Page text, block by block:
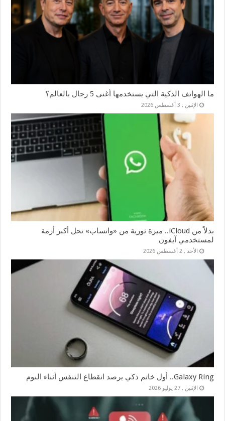
ما الهواتف الذكية التي يستخدمها أغنى 5 رجال بالعالم؟
الإثنين , 3 أغسطس 2026
بدلاً من iCloud.. ميزة ثورية من «واتساب» تحل أكبر أزمة
لمستخدمي آيفون
الأحد , 2 أغسطس 2026
Galaxy Ring.. أول خاتم ذكي يرصد انقطاع التنفس أثناء النوم
الإثنين , 27 يوليو 2026